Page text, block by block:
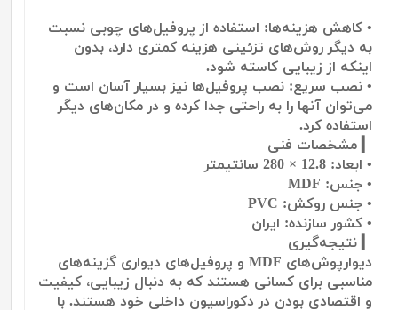
• کاهش هزینه‌ها: استفاده از پروفیل‌های چوبی نسبت
به دیگر روش‌های تزئینی هزینه کمتری دارد، بدون
اینکه از زیبایی کاسته شود.
• نصب سریع: نصب پروفیل‌ها نیز بسیار آسان است و
می‌توان آنها را به راحتی جدا کرده و در مکان‌های دیگر
استفاده کرد.
▎ مشخصات فنی
• ابعاد: 12.8 × 280 سانتیمتر
• جنس: MDF
• جنس روکش: PVC
• کشور سازنده: ایران
▎ نتیجه‌گیری
دیوارپوش‌های MDF و پروفیل‌های دیواری گزینه‌های
مناسبی برای کسانی هستند که به دنبال زیبایی، کیفیت
و اقتصادی بودن در دکوراسیون داخلی خود هستند. با